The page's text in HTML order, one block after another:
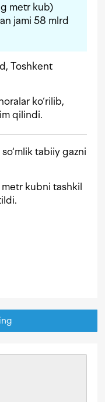
metr kub)
jami 58 mlrd
Toshkent
ko‘rilib,
qilindi.
tabiiy gazni
kubni tashkil